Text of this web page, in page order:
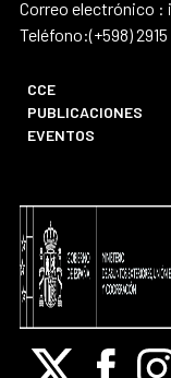
Correo electrónico :
Teléfono:(+598)
CCE
PUBLICACIONES
EVENTOS
X